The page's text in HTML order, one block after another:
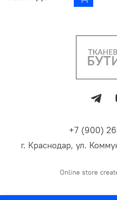
+7 (900)
г. Краснодар, ул.
Online store